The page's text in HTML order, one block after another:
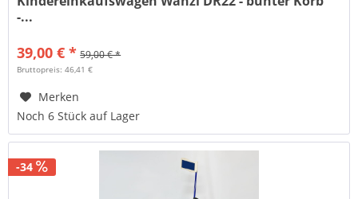
-...
39,00 € * 59,00 € *
Bruttopreis: 46,41 €
Merken
Noch 6 Stück auf Lager
-34